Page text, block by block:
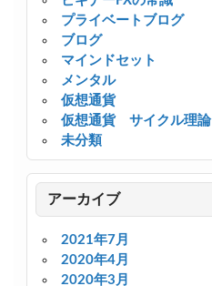
プライベートブログ
ブログ
マインドセット
メンタル
仮想通貨
仮想通貨 サイクル理論
未分類
アーカイブ
2021年7月
2020年4月
2020年3月